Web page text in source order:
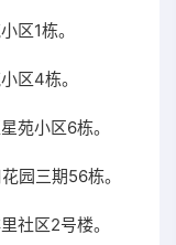
区1栋。
区4栋。
苑小区6栋。
园三期56栋。
社区2号楼。